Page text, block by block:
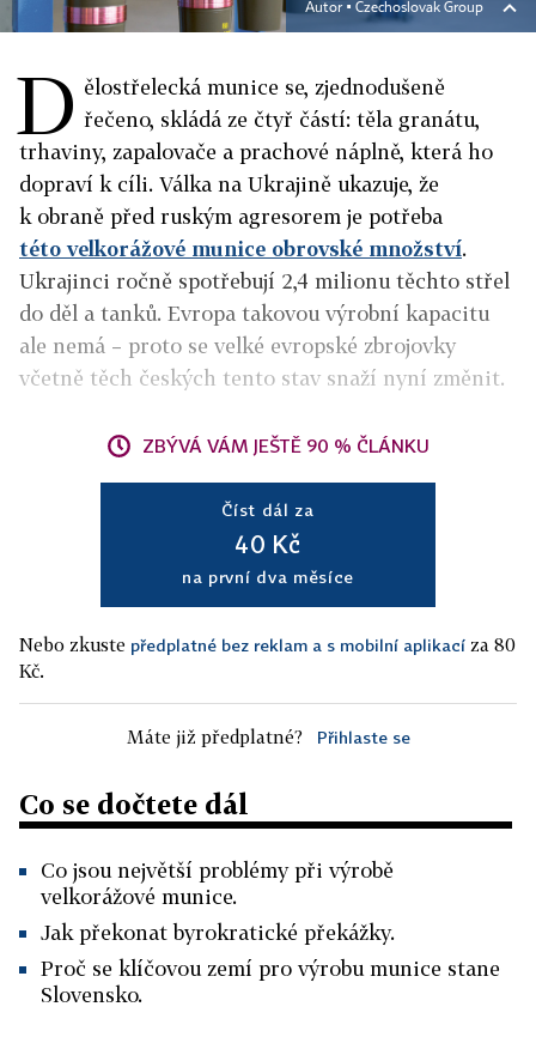
Autor ▪ Czechoslovak Group
D ělostřelecká munice se, zjednodušeně
řečeno, skládá ze čtyř částí: těla granátu,
trhaviny, zapalovače a prachové náplně, která ho
dopraví k cíli. Válka na Ukrajině ukazuje, že
k obraně před ruským agresorem je potřeba
této velkorážové munice obrovské množství.
Ukrajinci ročně spotřebují 2,4 milionu těchto střel
do děl a tanků. Evropa takovou výrobní kapacitu
ale nemá – proto se velké evropské zbrojovky
včetně těch českých tento stav snaží nyní změnit.
ZBÝVÁ VÁM JEŠTĚ 90 % ČLÁNKU
Číst dál za
40 Kč
na první dva měsíce
Nebo zkuste předplatné bez reklam a s mobilní aplikací za 80
Kč.
Máte již předplatné? Přihlaste se
Co se dočtete dál
Co jsou největší problémy při výrobě
velkorážové munice.
Jak překonat byrokratické překážky.
Proč se klíčovou zemí pro výrobu munice stane
Slovensko.